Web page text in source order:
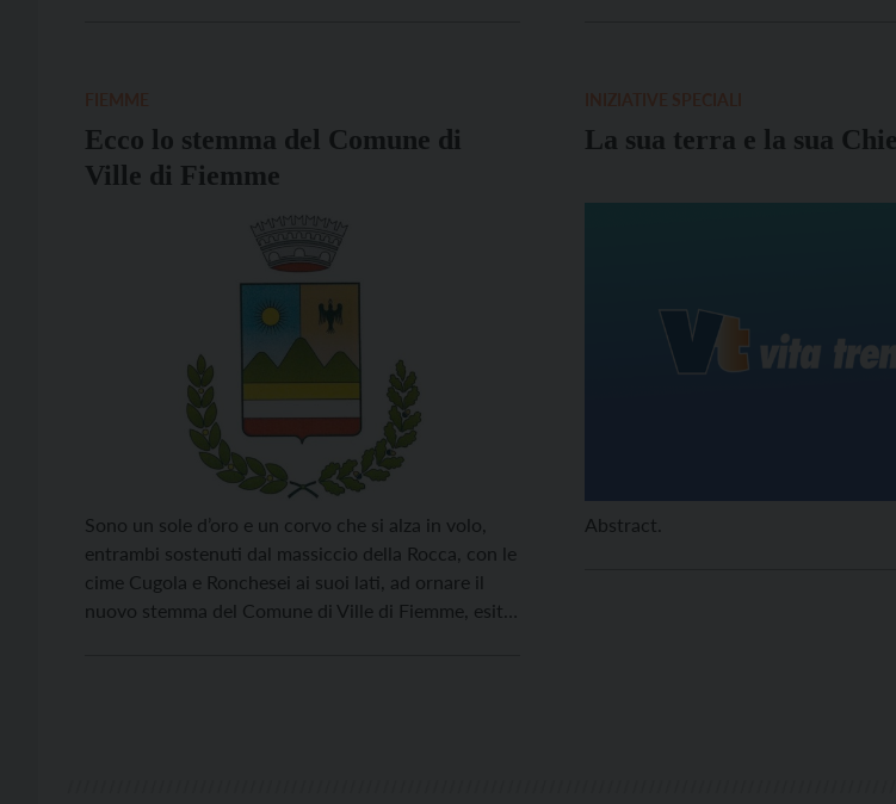
Ecco lo stemma del Comune di
Ville di Fiemme
Sono un sole d’oro e un corvo che si alza in volo,
entrambi sostenuti dal massiccio della Rocca, con le
cime Cugola e Ronchesei ai suoi lati, ad ornare il
nuovo stemma del Comune di Ville di Fiemme, esito
La sua terra e la sua
Abstract.